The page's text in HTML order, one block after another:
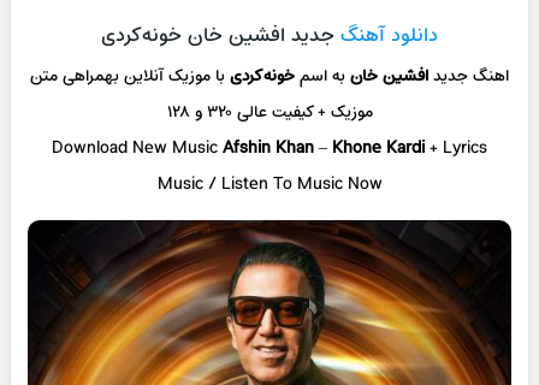
دانلود آهنگ جدید افشین خان خونه‌کردی
اهنگ جدیدافشین خانبه اسمخونه‌کردیبا موزیک آنلاینبهمراهی متن
موزیک + کیفیت عالی ۳۲۰ و ۱۲۸
Download New MusicAfshin Khan– Khone Kardi+ Lyrics
Music / Listen To Music Now